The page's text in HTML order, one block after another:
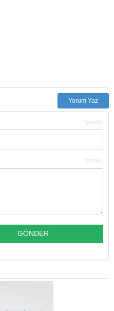
Yorum Yaz
(gerekli)
(gerekli)